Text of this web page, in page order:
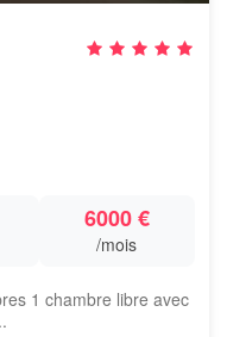
6000 €
/mois
1 chambre libre avec